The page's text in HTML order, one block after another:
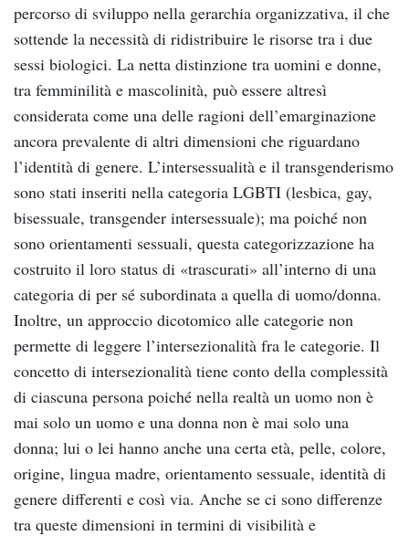
percorso di sviluppo nella gerarchia organizzativa, il che
sottende la necessità di ridistribuire le risorse tra i due
sessi biologici. La netta distinzione tra uomini e donne,
tra femminilità e mascolinità, può essere altresì
considerata come una delle ragioni dell’emarginazione
ancora prevalente di altri dimensioni che riguardano
l’identità di genere. L’intersessualità e il transgenderismo
sono stati inseriti nella categoria LGBTI (lesbica, gay,
bisessuale, transgender intersessuale); ma poiché non
sono orientamenti sessuali, questa categorizzazione ha
costruito il loro status di «trascurati» all’interno di una
categoria di per sé subordinata a quella di uomo/donna.
Inoltre, un approccio dicotomico alle categorie non
permette di leggere l’intersezionalità fra le categorie. Il
concetto di intersezionalità tiene conto della complessità
di ciascuna persona poiché nella realtà un uomo non è
mai solo un uomo e una donna non è mai solo una
donna; lui o lei hanno anche una certa età, pelle, colore,
origine, lingua madre, orientamento sessuale, identità di
genere differenti e così via. Anche se ci sono differenze
tra queste dimensioni in termini di visibilità e